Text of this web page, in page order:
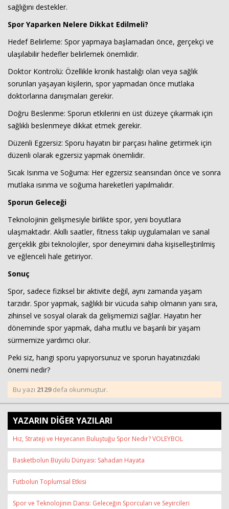
sağlığını destekler.
Spor Yaparken Nelere Dikkat Edilmeli?
Hedef Belirleme: Spor yapmaya başlamadan önce, gerçekçi ve
ulaşılabilir hedefler belirlemek önemlidir.
Doktor Kontrolü: Özellikle kronik hastalığı olan veya sağlık
sorunları yaşayan kişilerin, spor yapmadan önce mutlaka
doktorlarına danışmaları gerekir.
Doğru Beslenme: Sporun etkilerini en üst düzeye çıkarmak için
sağlıklı beslenmeye dikkat etmek gerekir.
Düzenli Egzersiz: Sporu hayatın bir parçası haline getirmek için
düzenli olarak egzersiz yapmak önemlidir.
Sıcak Isınma ve Soğuma: Her egzersiz seansından önce ve sonra
mutlaka ısınma ve soğuma hareketleri yapılmalıdır.
Sporun Geleceği
Teknolojinin gelişmesiyle birlikte spor, yeni boyutlara
ulaşmaktadır. Akıllı saatler, fitness takip uygulamaları ve sanal
gerçeklik gibi teknolojiler, spor deneyimini daha kişiselleştirilmiş
ve eğlenceli hale getiriyor.
Sonuç
Spor, sadece fiziksel bir aktivite değil, aynı zamanda yaşam
tarzıdır. Spor yapmak, sağlıklı bir vücuda sahip olmanın yanı sıra,
zihinsel ve sosyal olarak da gelişmemizi sağlar. Hayatın her
döneminde spor yapmak, daha mutlu ve başarılı bir yaşam
sürmemize yardımcı olur.
Peki siz, hangi sporu yapıyorsunuz ve sporun hayatınızdaki
önemi nedir?
Bu yazı 2129defa okunmuştur.
YAZARIN DİĞER YAZILARI
Hız, Strateji ve Heyecanın Buluştuğu Spor Nedir? VOLEYBOL
Basketbolun Büyülü Dünyası: Sahadan Hayata
Futbolun Toplumsal Etkisi
Spor ve Teknolojinin Dansı: Geleceğin Sporcuları ve Seyircileri